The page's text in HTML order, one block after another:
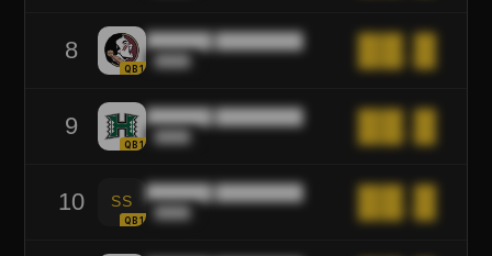
8
QB1
██████ ████████
████
9
QB1
██████ ████████
████
10 SS
QB1
██████ ████████
████